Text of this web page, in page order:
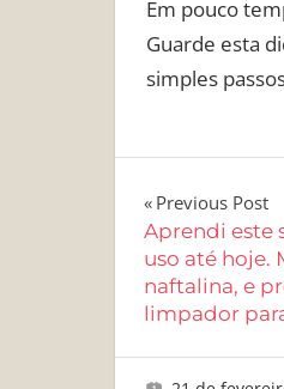
Em pouco
Guarde esta
simples
de
Post
Previous Post
Aprendi este
uso até hoje.
naftalina, e
limpador